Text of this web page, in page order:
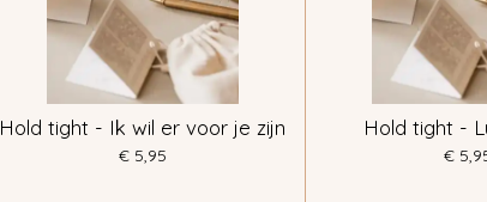
Hold tight - Ik wil er voor je zijn
€ 5,95
Hold tight -
€